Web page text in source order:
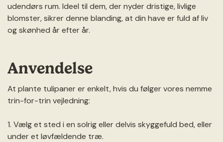
udendørs rum. Ideel til dem, der nyder dristige, livlige
blomster, sikrer denne blanding, at din have er fuld af liv
og skønhed år efter år.
Anvendelse
At plante tulipaner er enkelt, hvis du følger vores nemme
trin-for-trin vejledning:
1. Vælg et sted i en solrig eller delvis skyggefuld bed, eller
under et løvfældende træ.